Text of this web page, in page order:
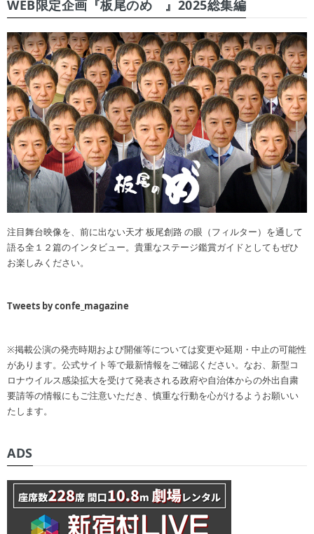
WEB限定企画『板尾のめ゙』2025総集編
注目舞台映像を、前に出ない天才 板尾創路 の眼（フィルター）を通して
語る全１２篇のインタビュー。貴重なステージ鑑賞ガイドとしてもぜひ
お楽しみください。
Tweets by confe_magazine
※掲載公演の発売時期および開催等については変更や延期・中止の可能性
があります。公式サイト等で最新情報をご確認ください。なお、新型コ
ロナウイルス感染拡大を受けて発表される政府や自治体からの外出自粛
要請等の情報にもご注意いただき、慎重な行動を心がけるようお願いい
たします。
ADS